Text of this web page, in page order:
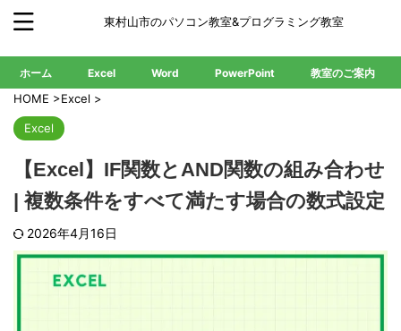
東村山市のパソコン教室&プログラミング教室
ホーム Excel Word PowerPoint 教室のご案内
HOME >Excel >
Excel
【Excel】IF関数とAND関数の組み合わせ
| 複数条件をすべて満たす場合の数式設定
2026年4月16日